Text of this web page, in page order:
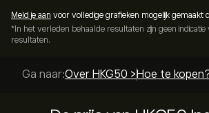
Meld je aan voor volledige grafieken mogelijk gemaakt
*In het verleden behaalde resultaten zijn geen
resultaten.
Ga naar:Over HKG50 > Hoe te